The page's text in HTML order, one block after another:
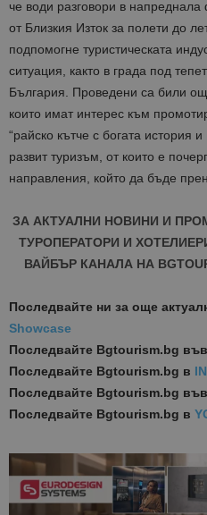
че води разговори в
от Близкия Изток за полети до
подпомогне туристическата
ситуация, както в града под
България. Проведени са били
които имат интерес към
“райско кътче с богата история
развит туризъм, от които е
направления, който да бъде
ЗА АКТУАЛНИ НОВИНИ И
ТУРОПЕРАТОРИ И
ВАЙБЪР КАНАЛА НА
Последвайте ни за още
Showcase
Последвайте Bgtourism.bg във
Последвайте Bgtourism.bg в
Последвайте Bgtourism.bg във
Последвайте Bgtourism.bg в